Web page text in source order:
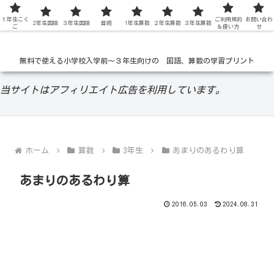
低学年の無料学習ドリル
無料で使える小学校入学前〜３年生向けの 国語、算数の学習プリント
当サイトはアフィリエイト広告を利用しています。
ホーム 算数 3年生 あまりのあるわり算
あまりのあるわり算
2016.05.03 2024.08.31
１年生こく
ご
2年生国語 ３年生国語 音読 1年生算数 ２年生算数 ３年生算数
ご利用規約
＆使い方
お問い合わ
せ